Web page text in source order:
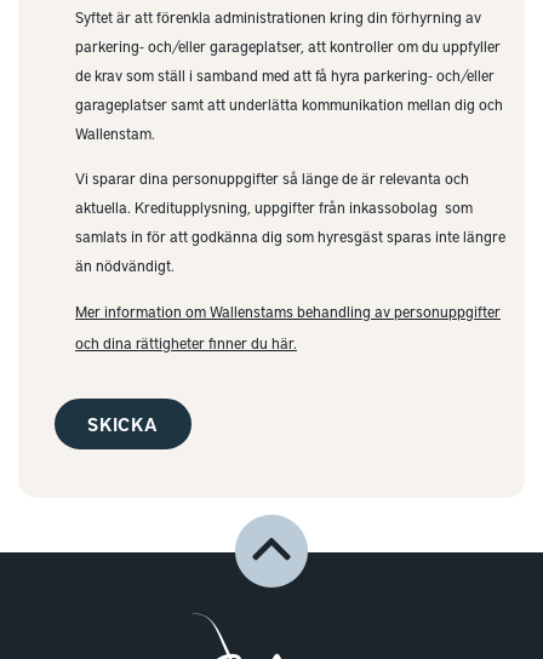
Syftet är att förenkla administrationen kring din förhyrning av
parkering- och/eller garageplatser, att kontroller om du uppfyller
de krav som ställ i samband med att få hyra parkering- och/eller
garageplatser samt att underlätta kommunikation mellan dig och
Wallenstam.
Vi sparar dina personuppgifter så länge de är relevanta och
aktuella. Kreditupplysning, uppgifter från inkassobolag som
samlats in för att godkänna dig som hyresgäst sparas inte längre
än nödvändigt.
Mer information om Wallenstams behandling av personuppgifter
och dina rättigheter finner du här.